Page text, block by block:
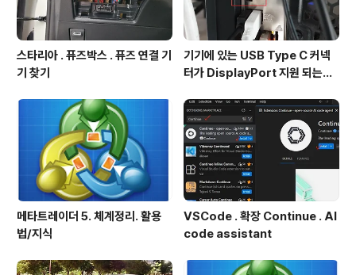
스타리아 . 퓨즈박스 . 퓨즈 연결 기
기 찾기
기기에 있는 USB Type C 커넥
터가 DisplayPort 지원 되는지
메타트레이더 5. 체계정리. 활용
법/지식
VSCode . 확장 Continue . AI
code assistant